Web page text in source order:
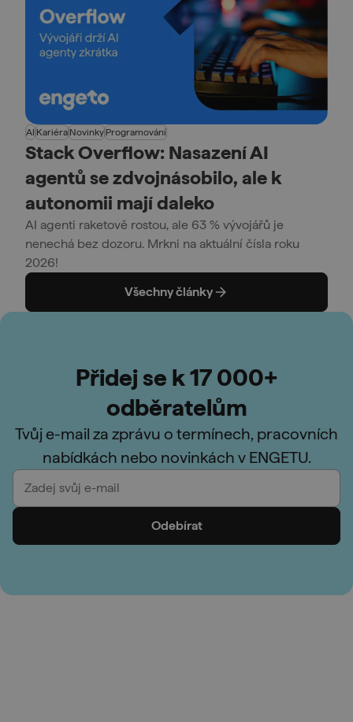
AI Kariéra Novinky Programování
Stack Overflow: Nasazení AI
agentů se zdvojnásobilo, ale k
autonomii mají daleko
AI agenti raketově rostou, ale 63 % vývojářů je
nenechá bez dozoru. Mrkni na aktuální čísla roku
2026!
Všechny články
Přidej se k 17 000+
odběratelům
Tvůj e-mail za zprávu o termínech, pracovních
nabídkách nebo novinkách v ENGETU.
Odebírat